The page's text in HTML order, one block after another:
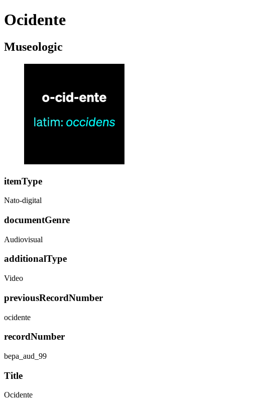
Ocidente
Museologic
itemType
Nato-digital
documentGenre
Audiovisual
additionalType
Video
previousRecordNumber
ocidente
recordNumber
bepa_aud_99
Title
Ocidente